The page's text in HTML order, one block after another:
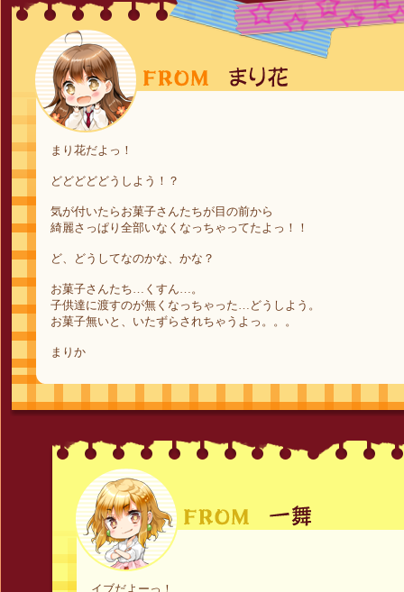
まり花だよっ！
どどどどどうしよう！？
気が付いたらお菓子さんたちが目の前から
綺麗さっぱり全部いなくなっちゃってたよっ！！
ど、どうしてなのかな、かな？
お菓子さんたち…くすん…。
子供達に渡すのが無くなっちゃった…どうしよう。
お菓子無いと、いたずらされちゃうよっ。。。
まりか
イブだよーっ！